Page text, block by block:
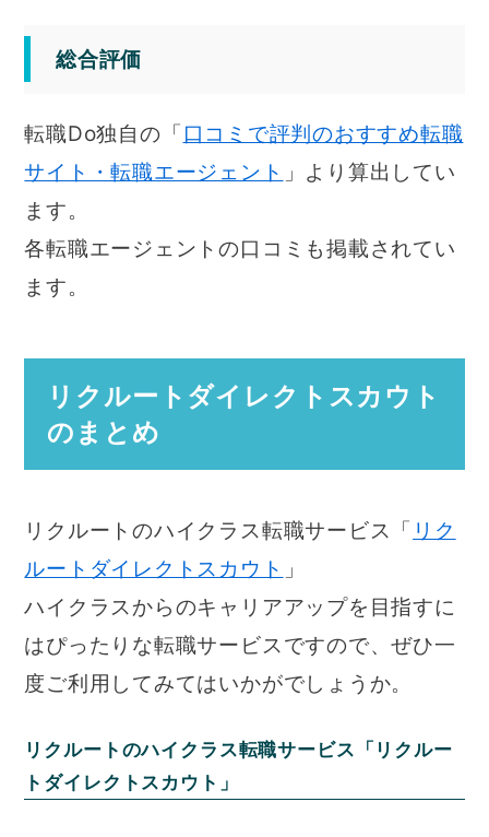
総合評価
転職Do独自の「 口コミで評判のおすすめ転職
サイト・転職エージェント 」より算出してい
ます。
各転職エージェントの口コミも掲載されてい
ます。
リクルートダイレクトスカウト
のまとめ
リクルートのハイクラス転職サービス「 リク
ルートダイレクトスカウト 」
ハイクラスからのキャリアアップを目指すに
はぴったりな転職サービスですので、ぜひ一
度ご利用してみてはいかがでしょうか。
リクルートのハイクラス転職サービス「リクルー
トダイレクトスカウト」